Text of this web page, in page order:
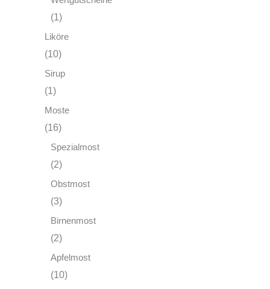
(1)
Liköre
(10)
Sirup
(1)
Moste
(16)
Spezialmost
(2)
Obstmost
(3)
Birnenmost
(2)
Apfelmost
(10)